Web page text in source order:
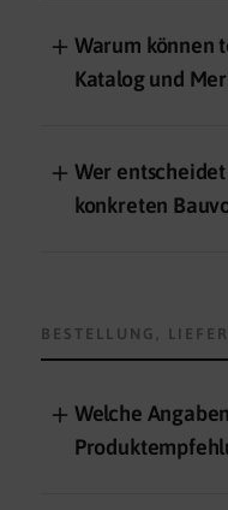
＋ Warum können
Katalog und
＋ Wer
konkreten
BESTELLUNG,
＋ Welche